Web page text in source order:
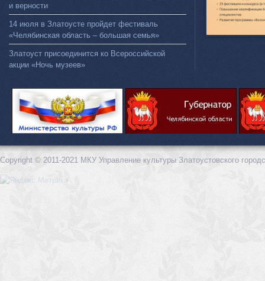
и верности
14 июля в Златоусте пройдет фестиваль
«Челябинская область – большая семья»
Златоуст присоединится ко Всероссийской
акции «Ночь музеев»
Copyright © 2011-2021 МКУ Управление культуры Златоустовского